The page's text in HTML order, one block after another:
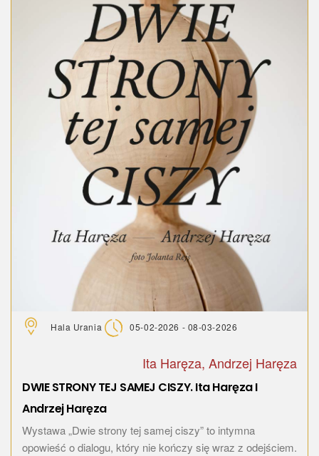
Hala Urania 05-02-2026 - 08-03-2026
Ita Haręza, Andrzej Haręza
DWIE STRONY TEJ SAMEJ CISZY. Ita Haręza I
Andrzej Haręza
Wystawa „Dwie strony tej samej ciszy” to intymna
opowieść o dialogu, który nie kończy się wraz z odejściem.